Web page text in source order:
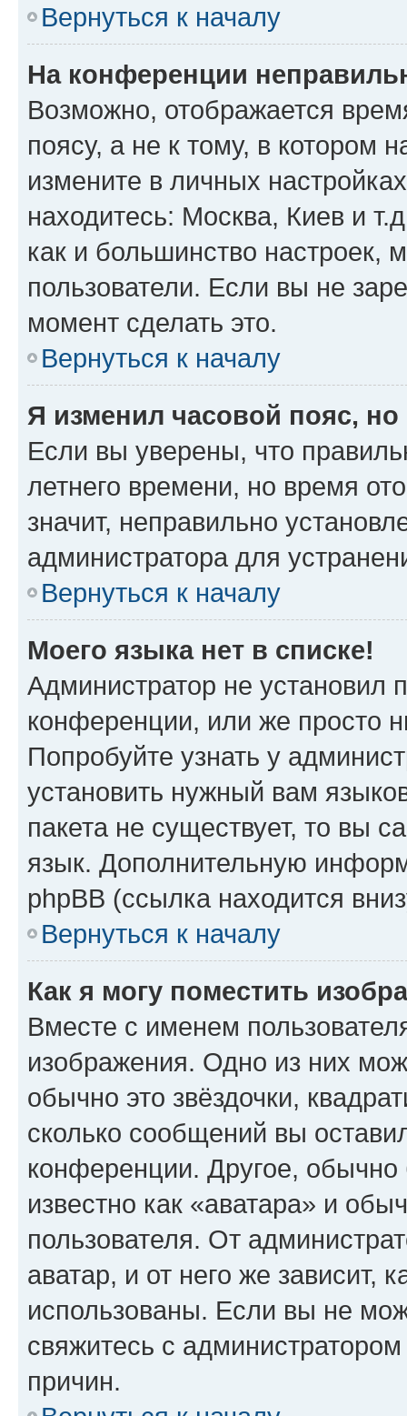
Вернуться к началу
На конференции
Возможно, отображается
поясу, а не к тому, в котором
измените в личных
находитесь: Москва, Киев и
как и большинство настроек,
пользователи. Если вы не
момент сделать это.
Вернуться к началу
Я изменил часовой пояс,
Если вы уверены, что
летнего времени, но время
значит, неправильно
администратора для
Вернуться к началу
Моего языка нет в списке!
Администратор не установил
конференции, или же просто
Попробуйте узнать у
установить нужный вам
пакета не существует, то вы
язык. Дополнительную
phpBB (ссылка находится
Вернуться к началу
Как я могу поместить
Вместе с именем
изображения. Одно из них
обычно это звёздочки,
сколько сообщений вы
конференции. Другое,
известно как «аватара» и
пользователя. От
аватар, и от него же зависит,
использованы. Если вы не
свяжитесь с
причин.